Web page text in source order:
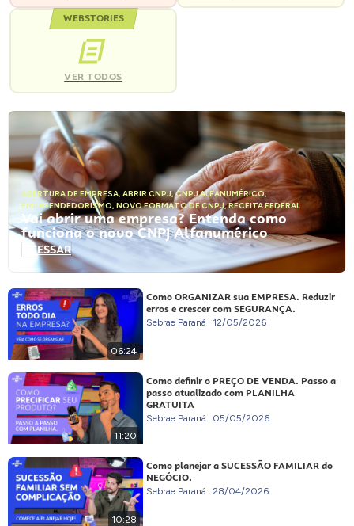
WEBSTORIES
VER TODOS
ABERTURA DE EMPRESA, ABRIR CNPJ,CNPJ ALFANUMÉRICO,
EMPREENDEDORISMO, NOVO FORMATO DE CNPJ,RECEITA FEDERAL
Vai abrir uma empresa? Entenda como
funciona o novo CNPJ Alfanumérico
ACESSAR
06:24
Como ORGANIZAR sua EMPRESA. Reduzir
erros e crescer com SEGURANÇA.
Sebrae Paraná 12/05/2026
11:20
Como definir o PREÇO DE VENDA. Passo a
passo atualizado com PLANILHA
GRATUITA
Sebrae Paraná 05/05/2026
10:28
Como planejar a SUCESSÃO FAMILIAR do
NEGÓCIO.
Sebrae Paraná 28/04/2026